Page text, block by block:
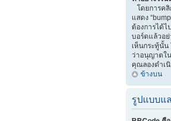
โดยการคลิ
แสดง
ต้องการได้
บอร์ดแล้วอ
เห็นกระทู้นั้
ว่าอนุญาตใ
คุณลองดำเ
ข้างบน
รูปแบบแ